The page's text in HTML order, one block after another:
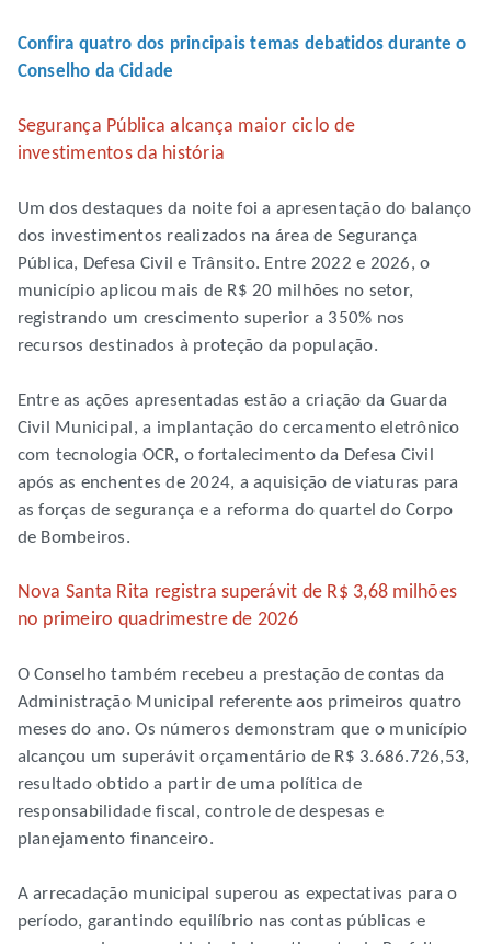
Confira quatro dos principais temas debatidos durante o
Conselho da Cidade
Segurança Pública alcança maior ciclo de
investimentos da história
Um dos destaques da noite foi a apresentação do balanço
dos investimentos realizados na área de Segurança
Pública, Defesa Civil e Trânsito. Entre 2022 e 2026, o
município aplicou mais de R$ 20 milhões no setor,
registrando um crescimento superior a 350% nos
recursos destinados à proteção da população.
Entre as ações apresentadas estão a criação da Guarda
Civil Municipal, a implantação do cercamento eletrônico
com tecnologia OCR, o fortalecimento da Defesa Civil
após as enchentes de 2024, a aquisição de viaturas para
as forças de segurança e a reforma do quartel do Corpo
de Bombeiros.
Nova Santa Rita registra superávit de R$ 3,68 milhões
no primeiro quadrimestre de 2026
O Conselho também recebeu a prestação de contas da
Administração Municipal referente aos primeiros quatro
meses do ano. Os números demonstram que o município
alcançou um superávit orçamentário de R$ 3.686.726,53,
resultado obtido a partir de uma política de
responsabilidade fiscal, controle de despesas e
planejamento financeiro.
A arrecadação municipal superou as expectativas para o
período, garantindo equilíbrio nas contas públicas e